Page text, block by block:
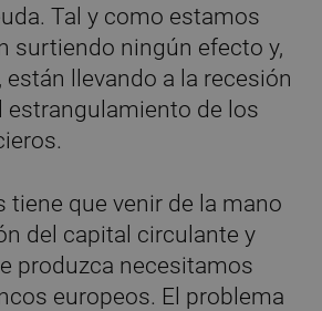
Tal y como estamos
surtiendo ningún efecto y,
llevando a la recesión
estrangulamiento de los
tiene que venir de la mano
del capital circulante y
produzca necesitamos
europeos. El problema